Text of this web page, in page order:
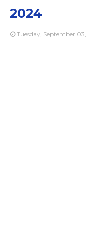
2024
Tuesday, September